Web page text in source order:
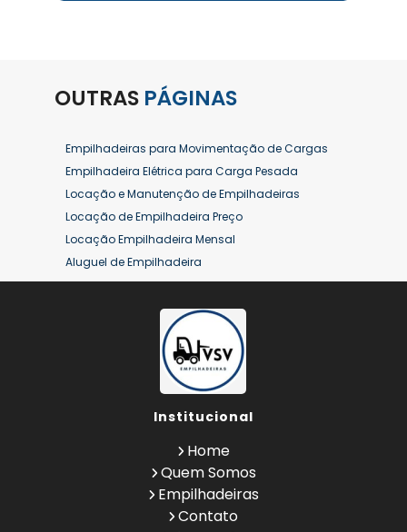
OUTRAS PÁGINAS
Empilhadeiras para Movimentação de Cargas
Empilhadeira Elétrica para Carga Pesada
Locação e Manutenção de Empilhadeiras
Locação de Empilhadeira Preço
Locação Empilhadeira Mensal
Aluguel de Empilhadeira
Aluguel de Empilhadeira a Combustão
Aluguel de Empilhadeira Diária Valor
Aluguel de Empilhadeira Elétrica
Aluguel de Empilhadeira Elétrica Preço
Aluguel de Empilhadeira Mensal
Aluguel de Empilhadeira Preço
Aluguel de Empilhadeira Valor
Aluguel de Empilhadeiras Eletricas
Conserto de Empilhadeira
Contrato de Locação de Empilhadeira
Empilhadeira a Combustão
Institucional
Home
Quem Somos
Empilhadeiras
Contato